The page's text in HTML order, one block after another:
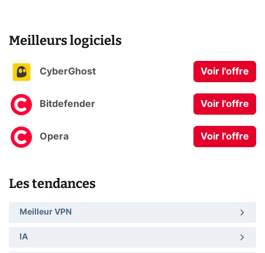
Meilleurs logiciels
CyberGhost Voir l'offre
Bitdefender Voir l'offre
Opera Voir l'offre
Les tendances
Meilleur VPN
IA